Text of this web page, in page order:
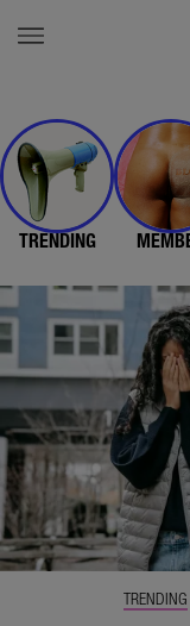
TRENDING
TRENDING